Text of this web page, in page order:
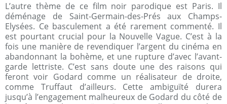
L’autre thème de ce film noir parodique est Paris. Il
déménage de Saint-Germain-des-Prés aux Champs-
Elysées. Ce basculement a été rarement commenté. Il
est pourtant crucial pour la Nouvelle Vague. C’est à la
fois une manière de revendiquer l’argent du cinéma en
abandonnant la bohème, et une rupture d’avec l’avant-
garde lettriste. C’est sans doute une des raisons qui
feront voir Godard comme un réalisateur de droite,
comme Truffaut d’ailleurs. Cette ambiguïté durera
jusqu’à l’engagement malheureux de Godard du côté de